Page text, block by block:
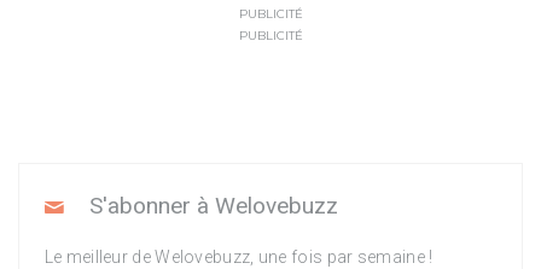
PUBLICITÉ
PUBLICITÉ
S'abonner à Welovebuzz
Le meilleur de Welovebuzz, une fois par semaine !